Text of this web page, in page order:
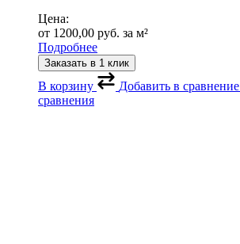
Цена:
от 1200,00 руб. за м²
Подробнее
Заказать в 1 клик
В корзину Добавить в сравнение
сравнения